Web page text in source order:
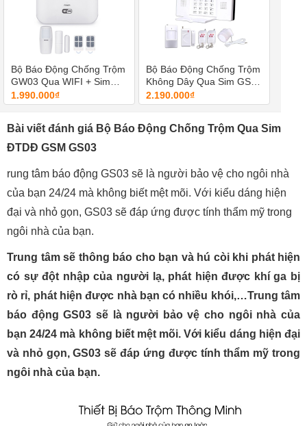
Bộ Báo Động Chống Trộm
GW03 Qua WIFI + Sim
GSM
1.990.000₫
Bộ Báo Động Chống Trộm
Không Dây Qua Sim GSM
- GP05
2.190.000₫
Bài viết đánh giá Bộ Báo Động Chống Trộm Qua Sim
ĐTDĐ GSM GS03
rung tâm báo động GS03 sẽ là người bảo vệ cho ngôi nhà
của bạn 24/24 mà không biết mệt mõi. Với kiểu dáng hiện
đại và nhỏ gọn, GS03 sẽ đáp ứng được tính thẩm mỹ trong
ngôi nhà của bạn.
Trung tâm sẽ thông báo cho bạn và hú còi khi phát hiện
có sự đột nhập của người lạ, phát hiện được khí ga bị
rò rỉ, phát hiện được nhà bạn có nhiều khói,…Trung tâm
báo động GS03 sẽ là người bảo vệ cho ngôi nhà của
bạn 24/24 mà không biết mệt mõi. Với kiểu dáng hiện đại
và nhỏ gọn, GS03 sẽ đáp ứng được tính thẩm mỹ trong
ngôi nhà của bạn.